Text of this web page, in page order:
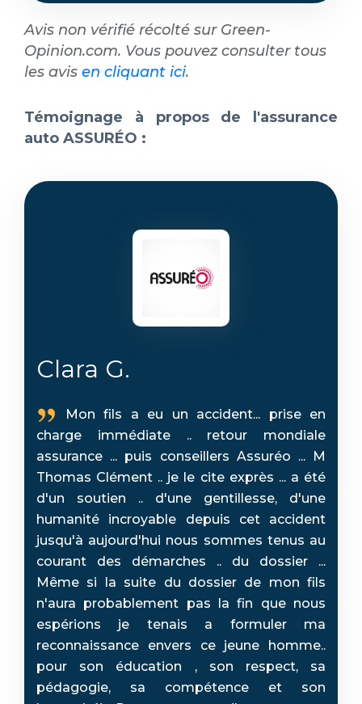
Avis non vérifié récolté sur Green-
Opinion.com. Vous pouvez consulter tous
les avis en cliquant ici.
Témoignage à propos de l'assurance
auto ASSURÉO :
Clara G.
Mon fils a eu un accident... prise en
charge immédiate .. retour mondiale
assurance ... puis conseillers Assuréo ... M
Thomas Clément .. je le cite exprès ... a été
d'un soutien .. d'une gentillesse, d'une
humanité incroyable depuis cet accident
jusqu'à aujourd'hui nous sommes tenus au
courant des démarches .. du dossier ...
Même si la suite du dossier de mon fils
n'aura probablement pas la fin que nous
espérions je tenais a formuler ma
reconnaissance envers ce jeune homme..
pour son éducation , son respect, sa
pédagogie, sa compétence et son